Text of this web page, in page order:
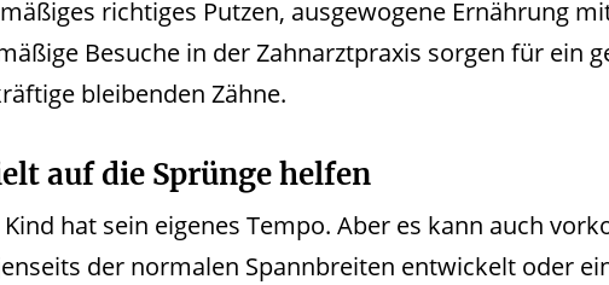
richtiges Putzen, ausgewogene Ernährung
Besuche in der Zahnarztpraxis sorgen für ein
bleibenden Zähne.
auf die Sprünge helfen
Kind hat sein eigenes Tempo. Aber es kann auch
der normalen Spannbreiten entwickelt oder